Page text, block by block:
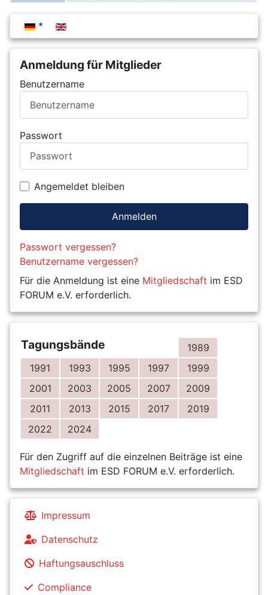
Sprache auswählen
Anmeldung für Mitglieder
Benutzername
Passwort
Angemeldet bleiben
Anmelden
Passwort vergessen?
Benutzername vergessen?
Für die Anmeldung ist eine Mitgliedschaft im ESD
FORUM e.V. erforderlich.
Tagungsbände
1989
1991
1993 1995 1997
1999
2001
2003 2005 2007
2009
2011
2013 2015 2017
2019
2022
2024
Für den Zugriff auf die einzelnen Beiträge ist eine
Mitgliedschaft im ESD FORUM e.V. erforderlich.
Impressum
Datenschutz
Haftungsauschluss
Compliance